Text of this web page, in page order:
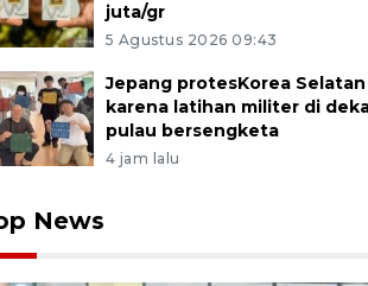
juta/gr
5 Agustus 2026 09:43
Jepang protesKorea Selatan
karena latihan militer di
pulau bersengketa
4 jam lalu
News